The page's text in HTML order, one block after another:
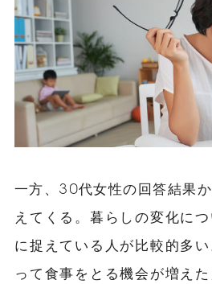
一方、30代女性の回答結果
えてくる。暮らしの変化につ
に捉えている人が比較的多
って食事をとる機会が増え